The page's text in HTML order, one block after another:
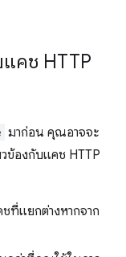
คช HTTP
มาก่อน คุณอาจจะ
ข้องกับแคช HTTP
ที่แยกต่างหากจาก